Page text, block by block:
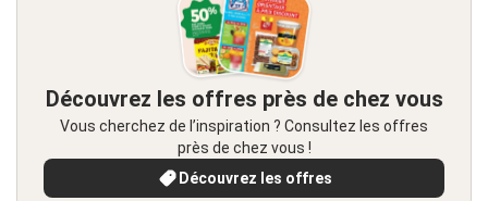
Découvrez les offres près de chez vous
Vous cherchez de l’inspiration ? Consultez les offres
près de chez vous !
Découvrez les offres